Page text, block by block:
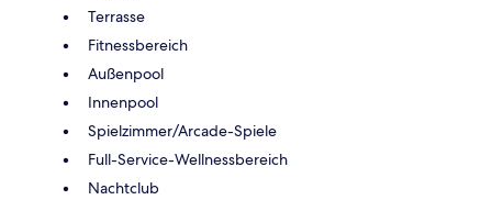
Terrasse
Fitnessbereich
Außenpool
Innenpool
Spielzimmer/Arcade-Spiele
Full-Service-Wellnessbereich
Nachtclub